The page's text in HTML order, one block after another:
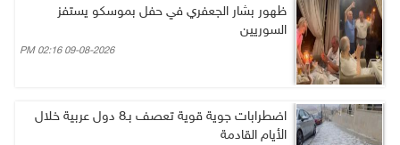
ظهور بشار الجعفري في حفل بموسكو يستفز
السوريين
09-08-2026 02:16 PM
اضطرابات جوية قوية تعصف بـ8 دول عربية خلال
الأيام القادمة